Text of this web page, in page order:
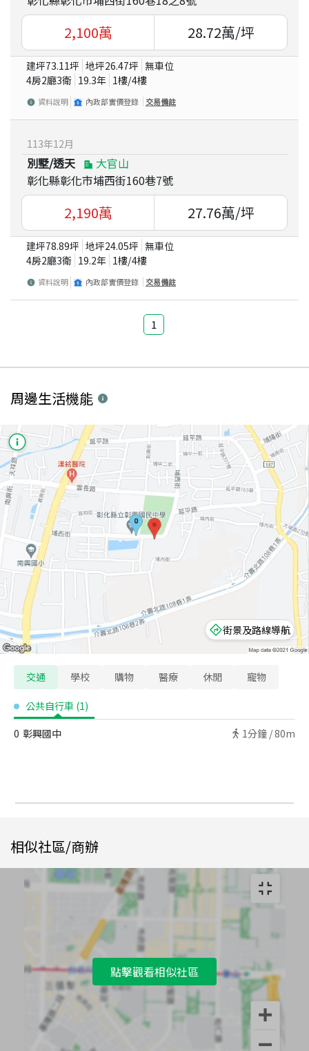
2,100萬 28.72萬/坪
建坪73.11坪 地坪26.47坪 無車位
4房2廳3衛 19.3年 1樓/4樓
資料說明 內政部實價登錄 交易備註
113年12月
別墅/透天
大官山
彰化縣彰化市埔西街160巷7號
2,190萬 27.76萬/坪
建坪78.89坪 地坪24.05坪 無車位
4房2廳3衛 19.2年 1樓/4樓
資料說明 內政部實價登錄 交易備註
1
周邊生活機能
街景及路線導航
交通 學校 購物 醫療 休閒 寵物
公共自行車 (1)
0 彰興國中 1分鐘 /80m
相似社區/商辦
點擊觀看相似社區